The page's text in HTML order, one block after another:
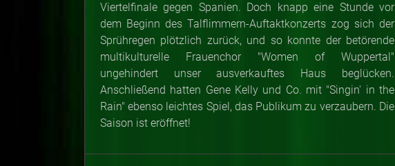
Viertelfinale gegen Spanien. Doch knapp eine Stunde vor
dem Beginn des Talflimmern-Auftaktkonzerts zog sich der
Sprühregen plötzlich zurück, und so konnte der betörende
multikulturelle Frauenchor "Women of Wuppertal"
ungehindert unser ausverkauftes Haus beglücken.
Anschließend hatten Gene Kelly und Co. mit "Singin' in the
Rain" ebenso leichtes Spiel, das Publikum zu verzaubern. Die
Saison ist eröffnet!